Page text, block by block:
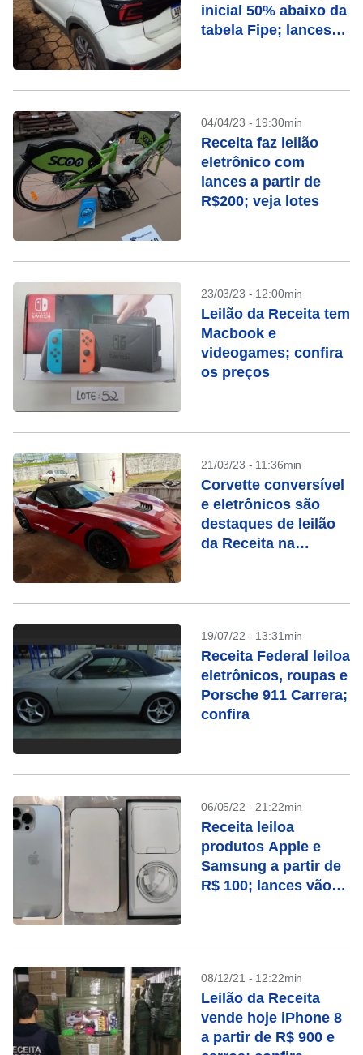
inicial 50% abaixo da
tabela Fipe; lances
04/04/23 - 19:30min
Receita faz leilão
eletrônico com
lances a partir de
R$200; veja lotes
23/03/23 - 12:00min
Leilão da Receita tem
Macbook e
videogames; confira
os preços
21/03/23 - 11:36min
Corvette conversível
e eletrônicos são
destaques de leilão
da Receita na
19/07/22 - 13:31min
Receita Federal leiloa
eletrônicos, roupas e
Porsche 911 Carrera;
confira
06/05/22 - 21:22min
Receita leiloa
produtos Apple e
Samsung a partir de
R$ 100; lances vão
08/12/21 - 12:22min
Leilão da Receita
vende hoje iPhone 8
a partir de R$ 900 e